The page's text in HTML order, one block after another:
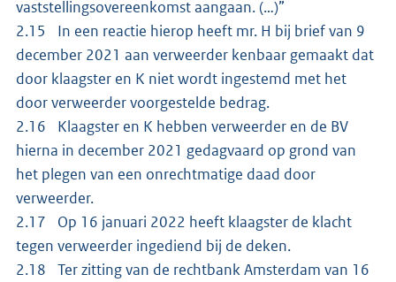
vaststellingsovereenkomst aangaan. (…)”
2.15 In een reactie hierop heeft mr. H bij brief van 9
december 2021 aan verweerder kenbaar gemaakt dat
door klaagster en K niet wordt ingestemd met het
door verweerder voorgestelde bedrag.
2.16 Klaagster en K hebben verweerder en de BV
hierna in december 2021 gedagvaard op grond van
het plegen van een onrechtmatige daad door
verweerder.
2.17 Op 16 januari 2022 heeft klaagster de klacht
tegen verweerder ingediend bij de deken.
2.18 Ter zitting van de rechtbank Amsterdam van 16